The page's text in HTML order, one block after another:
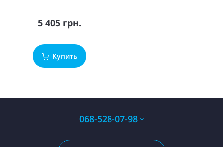
5 405 грн.
Купить
068-528-07-98